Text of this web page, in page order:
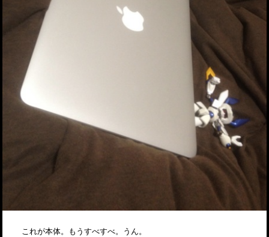
これが本体。もうすべすべ。うん。